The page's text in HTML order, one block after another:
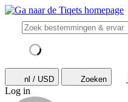
nl / USD Zoeken
Log in